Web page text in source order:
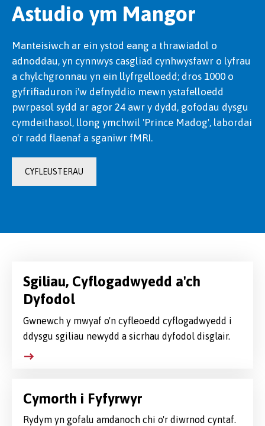
Astudio ym Mangor
Manteisiwch ar ein ystod eang a thrawiadol o
adnoddau, yn cynnwys casgliad cynhwysfawr o lyfrau
a chylchgronnau yn ein llyfrgelloedd; dros 1000 o
gyfrifiaduron i'w defnyddio mewn ystafelloedd
pwrpasol sydd ar agor 24 awr y dydd, gofodau dysgu
cymdeithasol, llong ymchwil 'Prince Madog', labordai
o'r radd flaenaf a sganiwr fMRI.
CYFLEUSTERAU
Sgiliau, Cyflogadwyedd a'ch
Dyfodol
Gwnewch y mwyaf o'n cyfleoedd cyflogadwyedd i
ddysgu sgiliau newydd a sicrhau dyfodol disglair.
Cymorth i Fyfyrwyr
Rydym yn gofalu amdanoch chi o'r diwrnod cyntaf.